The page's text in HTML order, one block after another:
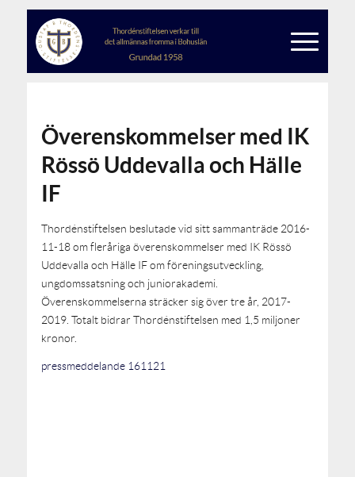
Överenskommelser med IK
Rössö Uddevalla och Hälle
IF
Thordénstiftelsen beslutade vid sitt sammanträde 2016-
11-18 om fleråriga överenskommelser med IK Rössö
Uddevalla och Hälle IF om föreningsutveckling,
ungdomssatsning och juniorakademi.
Överenskommelserna sträcker sig över tre år, 2017-
2019. Totalt bidrar Thordénstiftelsen med 1,5 miljoner
kronor.
pressmeddelande 161121